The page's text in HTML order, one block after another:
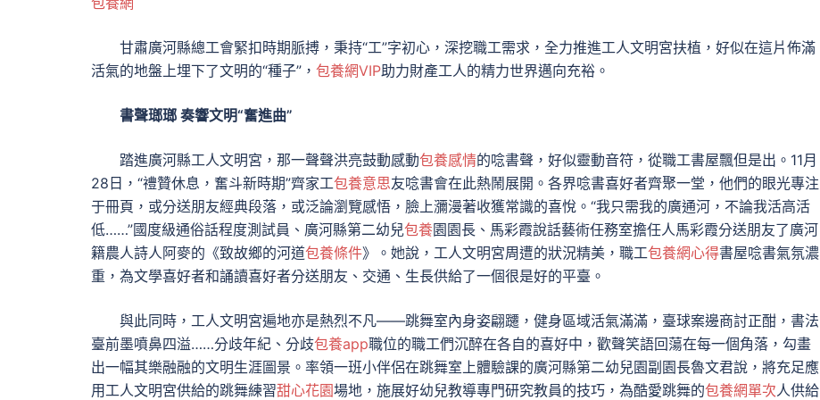
甘肅廣河縣總工會緊扣時期脈搏，秉持“工”字初心，深挖職工需求，全力推進工人文明宮扶植，好似在這片佈滿
活氣的地盤上埋下了文明的“種子”， 包養網VIP助力財產工人的精力世界邁向充裕。
書聲瑯瑯 奏響文明“奮進曲”
踏進廣河縣工人文明宮，那一聲聲洪亮鼓動感動包養感情的唸書聲，好似靈動音符，從職工書屋飄但是出。11月
28日，“禮贊休息，奮斗新時期”齊家工包養意思友唸書會在此熱鬧展開。各界唸書喜好者齊聚一堂，他們的眼光專注
于冊頁，或分送朋友經典段落，或泛論瀏覽感悟，臉上瀰漫著收獲常識的喜悅。“我只需我的廣通河，不論我活高活
低……”國度級通俗話程度測試員、廣河縣第二幼兒包養園園長、馬彩霞說話藝術任務室擔任人馬彩霞分送朋友了廣河
籍農人詩人阿麥的《致故鄉的河道包養條件》。她說，工人文明宮周遭的狀況精美，職工包養網心得書屋唸書氣氛濃
重，為文學喜好者和誦讀喜好者分送朋友、交通、生長供給了一個很是好的平臺。
與此同時，工人文明宮遍地亦是熱烈不凡——跳舞室內身姿翩躚，健身區域活氣滿滿，臺球案邊商討正酣，書法
臺前墨噴鼻四溢……分歧年紀、分歧包養app職位的職工們沉醉在各自的喜好中，歡聲笑語回蕩在每一個角落，勾畫
出一幅其樂融融的文明生涯圖景。率領一班小伴侶在跳舞室上體驗課的廣河縣第二幼兒園副園長魯文君說，將充足應
用工人文明宮供給的跳舞練習甜心花園場地，施展好幼兒教導專門研究教員的技巧，為酷愛跳舞的包養網單次人供給